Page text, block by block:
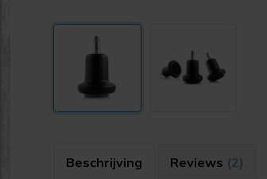
Beschrijving Reviews (2)